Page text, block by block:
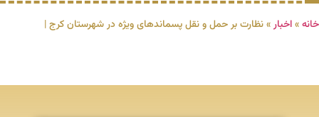
خانه»اخبار »نظارت بر حمل و نقل پسماندهای ویژه در شهرستان کرج |